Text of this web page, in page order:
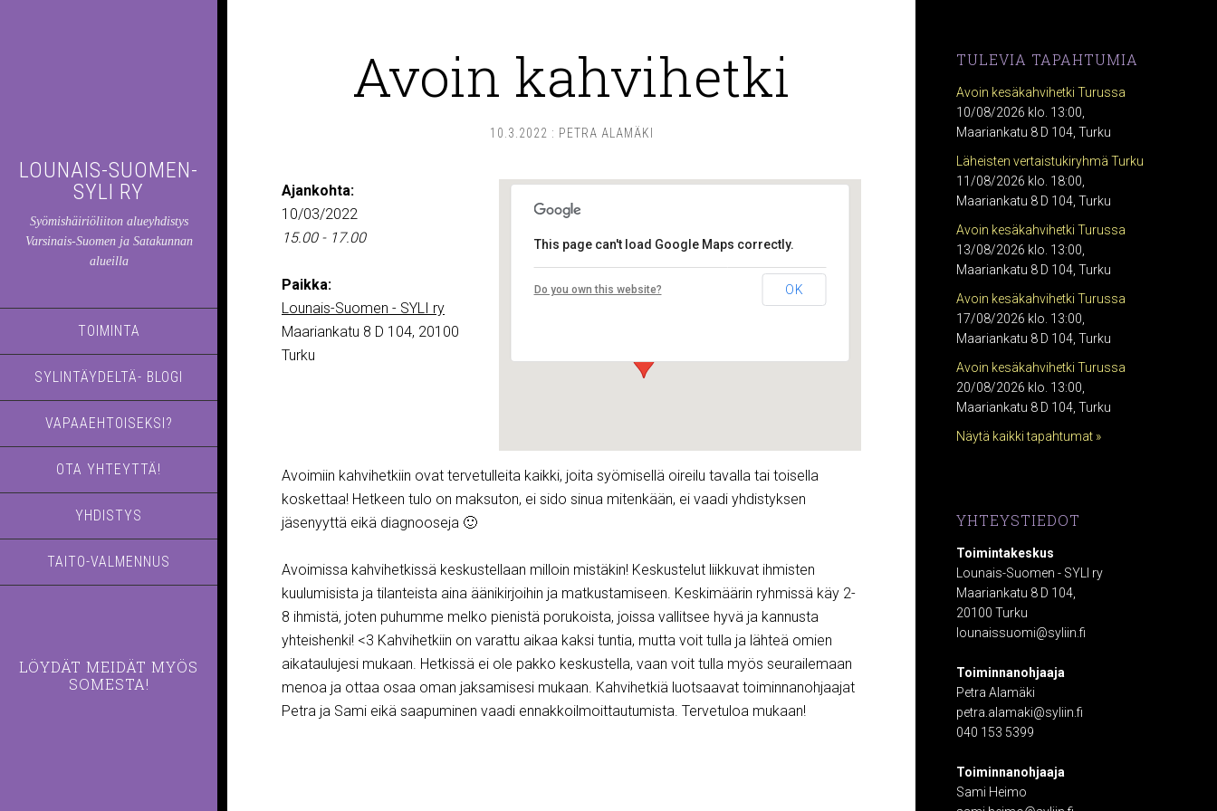
LOUNAIS-SUOMEN-
SYLI RY
Syömishäiriöliiton alueyhdistys
Varsinais-Suomen ja Satakunnan
alueilla
TOIMINTA
SYLINTÄYDELTÄ- BLOGI
VAPAAEHTOISEKSI?
OTA YHTEYTTÄ!
YHDISTYS
TAITO-VALMENNUS
LÖYDÄT MEIDÄT MYÖS
SOMESTA!
Avoin kahvihetki
10.3.2022 : PETRA ALAMÄKI
Lounais-Suomen – SYLI ry
Maariankatu 8 D 104 - Turku
This page can't load Google Maps correctly.
Do you own this website? OK
Ajankohta:
10/03/2022
15.00 - 17.00
Paikka:
Lounais-Suomen - SYLI ry
Maariankatu 8 D 104, 20100
Turku
Avoimiin kahvihetkiin ovat tervetulleita kaikki, joita syömisellä oireilu tavalla tai toisella
koskettaa! Hetkeen tulo on maksuton, ei sido sinua mitenkään, ei vaadi yhdistyksen
jäsenyyttä eikä diagnooseja 🙂
Avoimissa kahvihetkissä keskustellaan milloin mistäkin! Keskustelut liikkuvat ihmisten
kuulumisista ja tilanteista aina äänikirjoihin ja matkustamiseen. Keskimäärin ryhmissä käy 2-
8 ihmistä, joten puhumme melko pienistä porukoista, joissa vallitsee hyvä ja kannusta
yhteishenki! <3 Kahvihetkiin on varattu aikaa kaksi tuntia, mutta voit tulla ja lähteä omien
aikataulujesi mukaan. Hetkissä ei ole pakko keskustella, vaan voit tulla myös seurailemaan
menoa ja ottaa osaa oman jaksamisesi mukaan. Kahvihetkiä luotsaavat toiminnanohjaajat
Petra ja Sami eikä saapuminen vaadi ennakkoilmoittautumista. Tervetuloa mukaan!
TULEVIA TAPAHTUMIA
Avoin kesäkahvihetki Turussa
10/08/2026 klo. 13:00,
Maariankatu 8 D 104, Turku
Läheisten vertaistukiryhmä Turku
11/08/2026 klo. 18:00,
Maariankatu 8 D 104, Turku
Avoin kesäkahvihetki Turussa
13/08/2026 klo. 13:00,
Maariankatu 8 D 104, Turku
Avoin kesäkahvihetki Turussa
17/08/2026 klo. 13:00,
Maariankatu 8 D 104, Turku
Avoin kesäkahvihetki Turussa
20/08/2026 klo. 13:00,
Maariankatu 8 D 104, Turku
Näytä kaikki tapahtumat »
YHTEYSTIEDOT
Toimintakeskus
Lounais-Suomen - SYLI ry
Maariankatu 8 D 104,
20100 Turku
lounaissuomi@syliin.fi
Toiminnanohjaaja
Petra Alamäki
petra.alamaki@syliin.fi
040 153 5399
Toiminnanohjaaja
Sami Heimo